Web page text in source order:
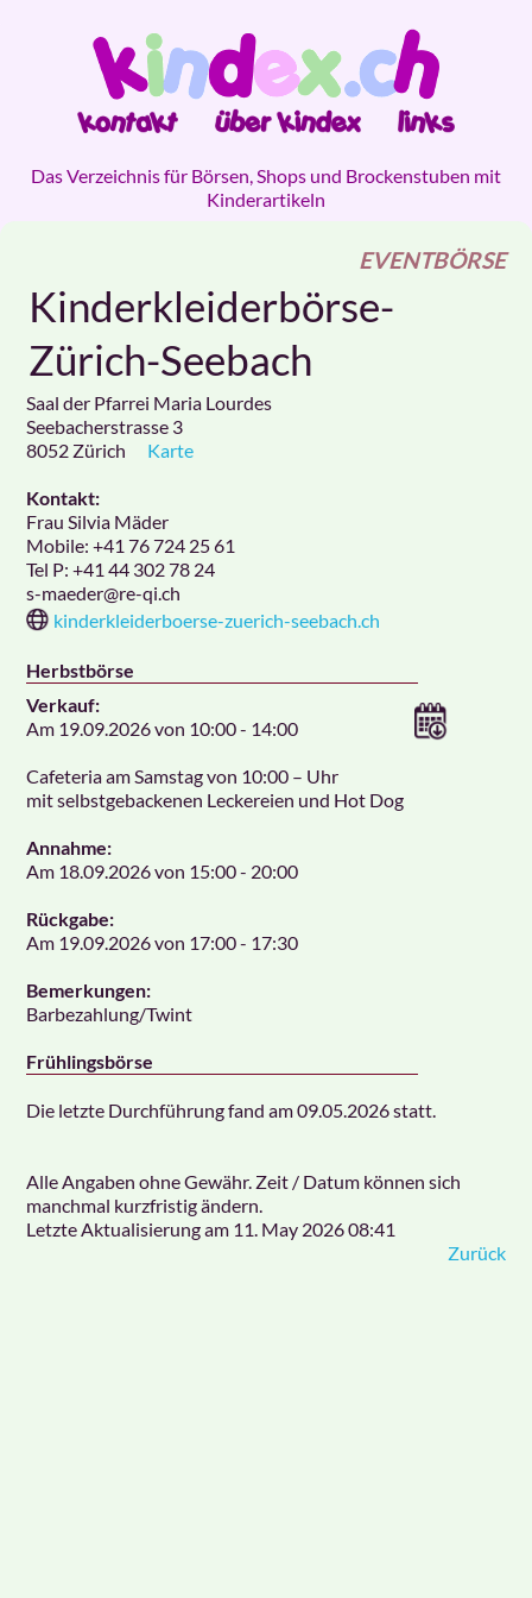
Das Verzeichnis für Börsen, Shops und Brockenstuben mit
Kinderartikeln
EVENTBÖRSE
Kinderkleiderbörse-
Zürich-Seebach
Saal der Pfarrei Maria Lourdes
Seebacherstrasse 3
8052 Zürich Karte
Kontakt:
Frau Silvia Mäder
Mobile:+41 76 724 25 61
Tel P:+41 44 302 78 24
s-maeder@re-qi.ch
kinderkleiderboerse-zuerich-seebach.ch
Herbstbörse
Verkauf:
Am 19.09.2026 von 10:00 - 14:00
Cafeteria am Samstag von 10:00 – Uhr
mit selbstgebackenen Leckereien und Hot Dog
Annahme:
Am 18.09.2026 von 15:00 - 20:00
Rückgabe:
Am 19.09.2026 von 17:00 - 17:30
Bemerkungen:
Barbezahlung/Twint
Frühlingsbörse
Die letzte Durchführung fand am 09.05.2026 statt.
Alle Angaben ohne Gewähr. Zeit / Datum können sich
manchmal kurzfristig ändern.
Letzte Aktualisierung am 11. May 2026 08:41
Zurück